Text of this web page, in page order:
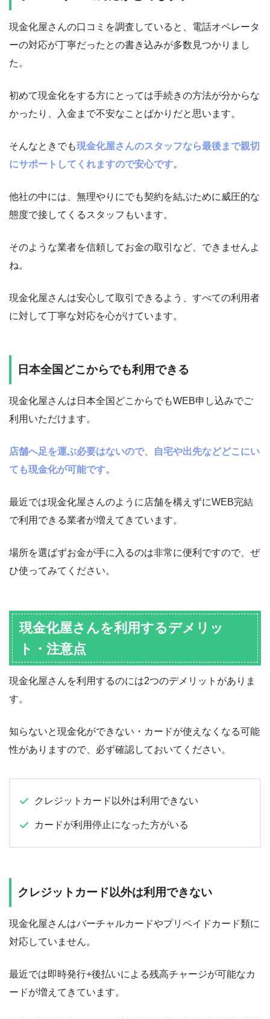
現金化屋さんの口コミを調査していると、電話オペレータ
ーの対応が丁寧だったとの書き込みが多数見つかりまし
た。
初めて現金化をする方にとっては手続きの方法が分からな
かったり、入金まで不安なことばかりだと思います。
そんなときでも現金化屋さんのスタッフなら最後まで親切
にサポートしてくれますので安心です。
他社の中には、無理やりにでも契約を結ぶために威圧的な
態度で接してくるスタッフもいます。
そのような業者を信頼してお金の取引など、できませんよ
ね。
現金化屋さんは安心して取引できるよう、すべての利用者
に対して丁寧な対応を心がけています。
日本全国どこからでも利用できる
現金化屋さんは日本全国どこからでもWEB申し込みでご
利用いただけます。
店舗へ足を運ぶ必要はないので、自宅や出先などどこにい
ても現金化が可能です。
最近では現金化屋さんのように店舗を構えずにWEB完結
で利用できる業者が増えてきています。
場所を選ばずお金が手に入るのは非常に便利ですので、ぜ
ひ使ってみてください。
現金化屋さんを利用するデメリッ
ト・注意点
現金化屋さんを利用するのには2つのデメリットがありま
す。
知らないと現金化ができない・カードが使えなくなる可能
性がありますので、必ず確認しておいてください。
クレジットカード以外は利用できない
カードが利用停止になった方がいる
クレジットカード以外は利用できない
現金化屋さんはバーチャルカードやプリペイドカード類に
対応していません。
最近では即時発行+後払いによる残高チャージが可能なカ
ードが増えてきています。